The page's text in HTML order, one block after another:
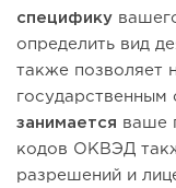
специфику
определить вид
также позволяет
государственным
занимается ваше
кодов ОКВЭД
разрешений и